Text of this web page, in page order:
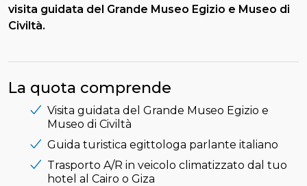
visita guidata del Grande Museo Egizio e Museo di
Civiltà.
La quota comprende
Visita guidata del Grande Museo Egizio e
Museo di Civiltà
Guida turistica egittologa parlante italiano
Trasporto A/R in veicolo climatizzato dal tuo
hotel al Cairo o Giza